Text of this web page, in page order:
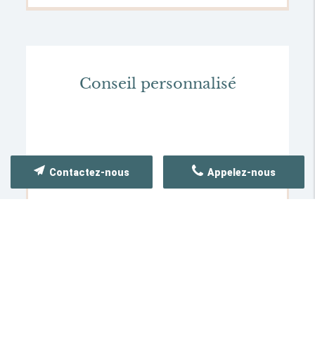
Conseil personnalisé
Appelez-nous
Contactez-nous